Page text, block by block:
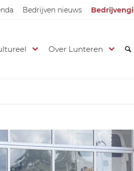
Bedrijven nieuws
Over Lunteren